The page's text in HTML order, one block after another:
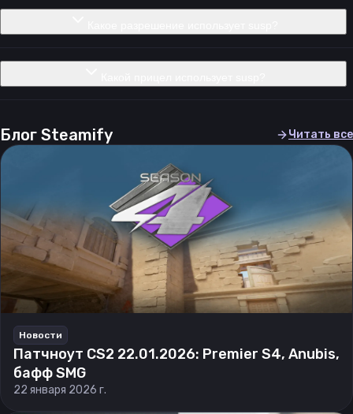
Блог Steamify Читать все
Новости
Патчноут CS2 22.01.2026: Premier S4, Anubis,
бафф SMG
22 января 2026 г.